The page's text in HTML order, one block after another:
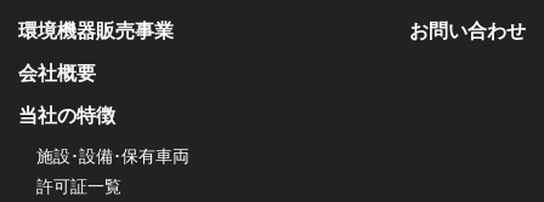
環境機器販売事業
会社概要
当社の特徴
施設･設備･保有車両
許可証⼀覧
お問い合わせ